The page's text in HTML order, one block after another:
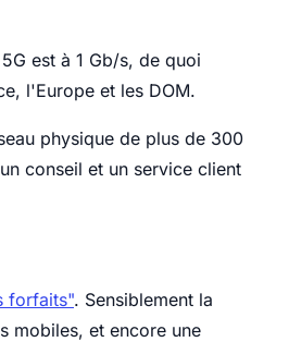
est à 1 Gb/s, de quoi
l'Europe et les DOM.
physique de plus de 300
conseil et un service client
forfaits". Sensiblement la
mobiles, et encore une